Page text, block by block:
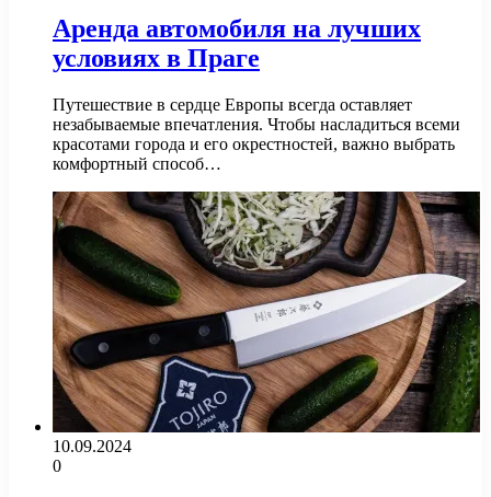
Аренда автомобиля на лучших
условиях в Праге
Путешествие в сердце Европы всегда оставляет
незабываемые впечатления. Чтобы насладиться всеми
красотами города и его окрестностей, важно выбрать
комфортный способ…
10.09.2024
0